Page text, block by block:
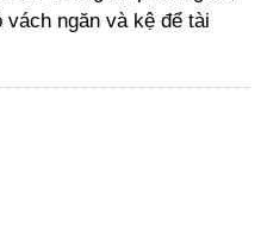
vách ngăn và kệ để tài